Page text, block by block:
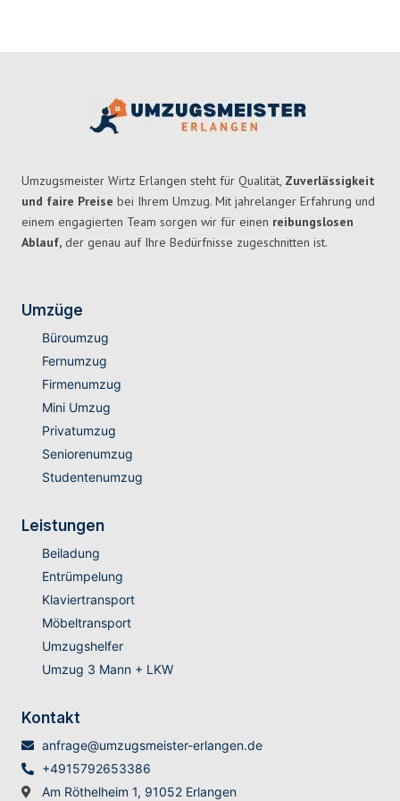
Umzugsmeister Wirtz Erlangen steht für Qualität, Zuverlässigkeit
und faire Preise bei Ihrem Umzug. Mit jahrelanger Erfahrung und
einem engagierten Team sorgen wir für einen reibungslosen
Ablauf, der genau auf Ihre Bedürfnisse zugeschnitten ist.
Umzüge
Büroumzug
Fernumzug
Firmenumzug
Mini Umzug
Privatumzug
Seniorenumzug
Studentenumzug
Leistungen
Beiladung
Entrümpelung
Klaviertransport
Möbeltransport
Umzugshelfer
Umzug 3 Mann + LKW
Kontakt
anfrage@umzugsmeister-erlangen.de
+4915792653386
Am Röthelheim 1, 91052 Erlangen